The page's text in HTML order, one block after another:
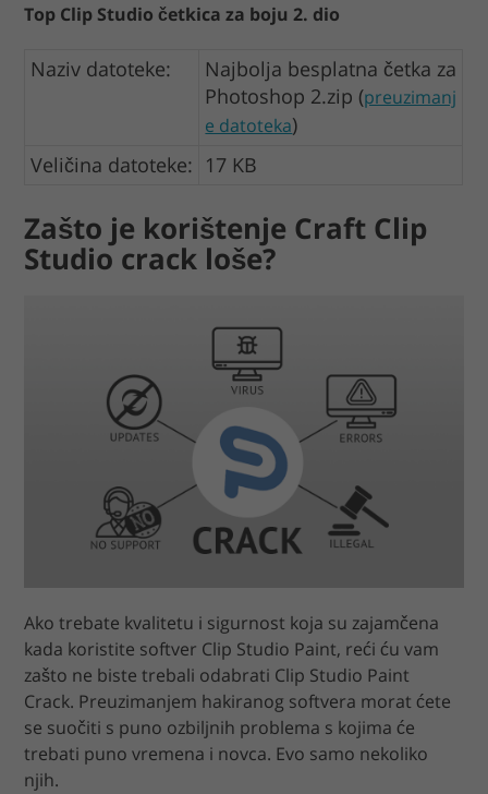
Top Clip Studio četkica za boju 2. dio
Naziv datoteke:
Najbolja besplatna četka za
Photoshop 2.zip (preuzimanj
e datoteka)
Veličina datoteke: 17 KB
Zašto je korištenje Craft Clip
Studio crack loše?
Ako trebate kvalitetu i sigurnost koja su zajamčena
kada koristite softver Clip Studio Paint, reći ću vam
zašto ne biste trebali odabrati Clip Studio Paint
Crack. Preuzimanjem hakiranog softvera morat ćete
se suočiti s puno ozbiljnih problema s kojima će
trebati puno vremena i novca. Evo samo nekoliko
njih.